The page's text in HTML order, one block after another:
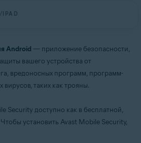
IPAD
Android — приложение безопасности,
вашего устройства от
вредоносных программ, программ-
таких как трояны.
Security доступно как в бесплатной,
установить Avast Mobile Security,